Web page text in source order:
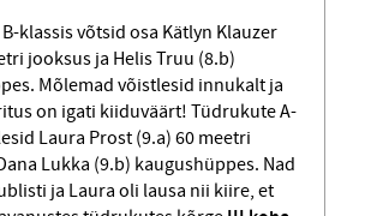
klassis võtsid osa Kätlyn Klauzer
jooksus ja Helis Truu (8.b)
Mõlemad võistlesid innukalt ja
on igati kiiduväärt! Tüdrukute A-
Laura Prost (9.a) 60 meetri
Lukka (9.b) kaugushüppes. Nad
ja Laura oli lausa nii kiire, et